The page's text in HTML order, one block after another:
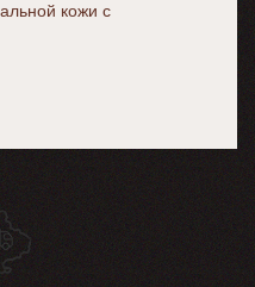
кожи с